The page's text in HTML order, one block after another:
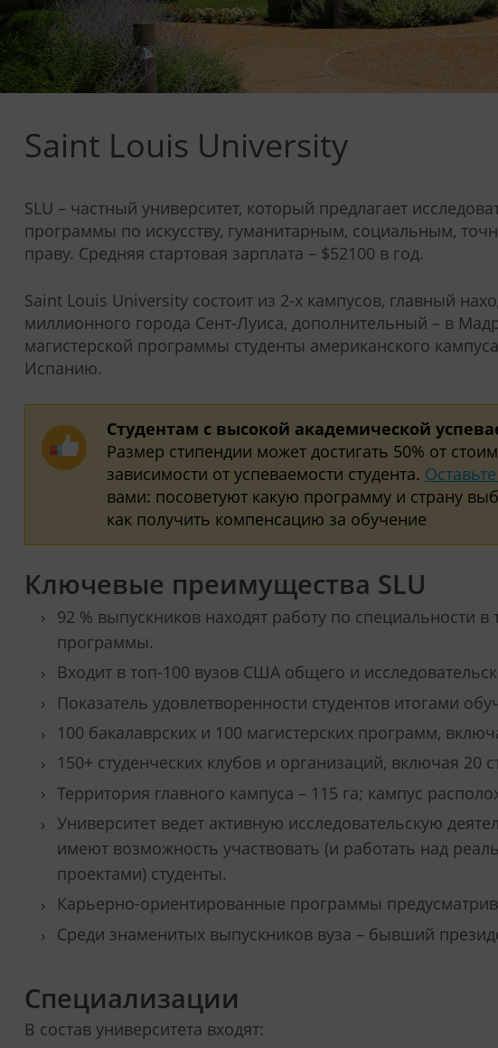
Saint Louis University
SLU – частный университет, который предлагает
программы по искусству, гуманитарным, социальным,
праву. Средняя стартовая зарплата – $52100 в год.
Saint Louis University состоит из 2-х кампусов, главный
миллионного города Сент-Луиса, дополнительный – в
магистерской программы студенты американского
Испанию.
Студентам с высокой академической
Размер стипендии может достигать 50% от
зависимости от успеваемости студента.
вами: посоветуют какую программу и страну
как получить компенсацию за обучение
Ключевые преимущества SLU
92 % выпускников находят работу по специальности
программы.
Входит в топ-100 вузов США общего и
Показатель удовлетворенности студентов итогами
100 бакалаврских и 100 магистерских программ,
150+ студенческих клубов и организаций, включая 20
Территория главного кампуса – 115 га; кампус
Университет ведет активную исследовательскую
имеют возможность участвовать (и работать над
проектами) студенты.
Карьерно-ориентированные программы
Среди знаменитых выпускников вуза – бывший
Специализации
В состав университета входят: